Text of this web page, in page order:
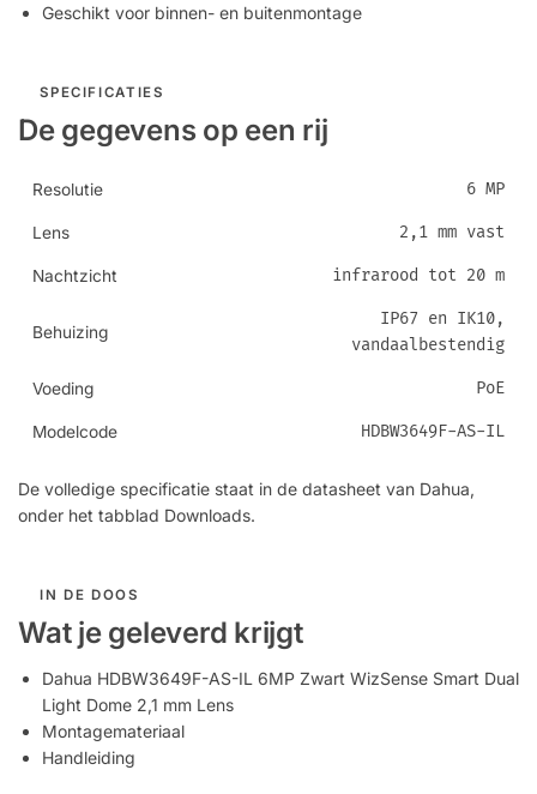
Geschikt voor binnen- en buitenmontage
SPECIFICATIES
De gegevens op een rij
Resolutie 6 MP
Lens 2,1 mm vast
Nachtzicht infrarood tot 20 m
Behuizing
IP67 en IK10,
vandaalbestendig
Voeding PoE
Modelcode HDBW3649F-AS-IL
De volledige specificatie staat in de datasheet van Dahua,
onder het tabblad Downloads.
IN DE DOOS
Wat je geleverd krijgt
Dahua HDBW3649F-AS-IL 6MP Zwart WizSense Smart Dual
Light Dome 2,1 mm Lens
Montagemateriaal
Handleiding